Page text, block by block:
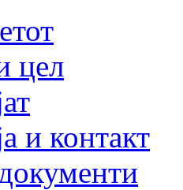
цел
и контакт